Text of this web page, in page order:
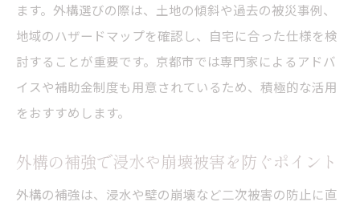
外構補助金を活用した急傾斜地対策の進め
方
外構DIYとプロ依頼時の注意点を解説
外構DIYで安全に土砂災害対策を進める方法
比較
重作業や擁壁設置は外構の専門家に相談が
ます。外構選びの際は、土地の傾斜や過去の被災事例、
地域のハザードマップを確認し、自宅に合った仕様を検
討することが重要です。京都市では専門家によるアドバ
イスや補助金制度も用意されているため、積極的な活用
をおすすめします。
外構の補強で浸水や崩壊被害を防ぐポイント
外構の補強は、浸水や壁の崩壊など二次被害の防止に直